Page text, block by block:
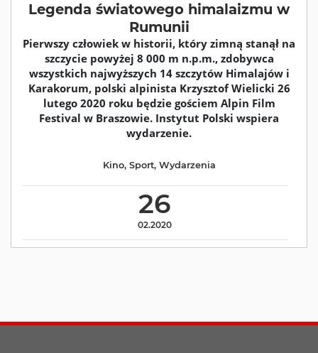
Legenda światowego himalaizmu w
Rumunii
Pierwszy człowiek w historii, który zimną stanął na
szczycie powyżej 8 000 m n.p.m., zdobywca
wszystkich najwyższych 14 szczytów Himalajów i
Karakorum, polski alpinista Krzysztof Wielicki 26
lutego 2020 roku będzie gościem Alpin Film
Festival w Braszowie. Instytut Polski wspiera
wydarzenie.
26
02.2020
Kino, Sport, Wydarzenia